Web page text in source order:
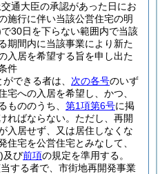
通大臣の承認があった日にお
施行に伴い当該公営住宅の明
で30日を下らない範囲内で当該
期間内に当該事業により新た
入居を希望する旨を申し出た
件
できる者は、 次の各号のいず
宅への入居を希望し、かつ、
もののうち、 第1項第6号に掲
ればならない。 ただし、再開
入居せず、又は居住しなくな
住宅を公営住宅とみなして、
及び前項の規定を準用する。
する者で、市街地再開発事業